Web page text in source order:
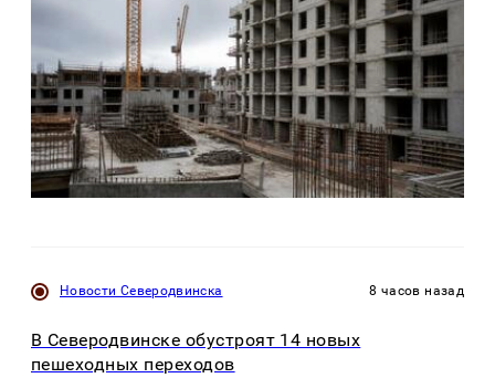
Новости Северодвинска 8 часов назад
В Северодвинске обустроят 14 новых
пешеходных переходов